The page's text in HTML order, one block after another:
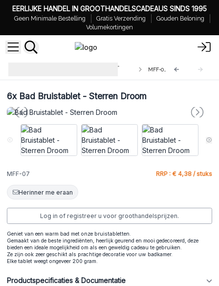
EERLIJKE HANDEL IN GROOTHANDELSCADEAUS SINDS 1995
Geen Minimale Bestelling Gratis Verzending
Gouden Beloning
Volumekortingen
Prachtige Bad Schuim Tabletten -
MFF-07
6xBad Bruistablet - Sterren Droom
MFF-07 RRP : € 4,38 / stuks
Herinner me eraan
Log in of registreer u voor groothandelsprijzen.
Geniet van een warm bad met onze bruistabletten.
Gemaakt van de beste ingrediënten, heerlijk geurend en mooi gedecoreerd, deze
bieden een ideale mogelijkheid om als een geweldig cadeau te gebruiken.
Ze zijn ook zeer geschikt als prachtige decoratie voor uw badkamer.
Elke tablet weegt ongeveer 200 gram.
Productspecificaties & Documentatie